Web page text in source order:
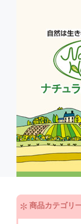
商品カテゴリ